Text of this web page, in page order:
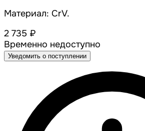
Материал: CrV.
2 735 ₽
Временно недоступно
Уведомить о поступлении